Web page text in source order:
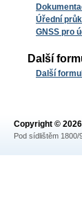
Úřední
GNSS pro
Další
Další
Copyright ©
Pod sídlištěm 1800/